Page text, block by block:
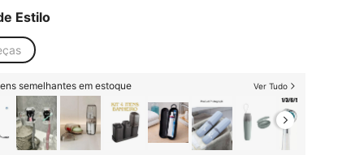
Estilo
semelhantes em estoque Ver Tudo